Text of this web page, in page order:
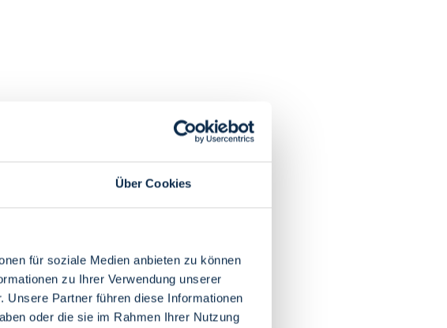
Über Cookies
für soziale Medien anbieten zu können
zu Ihrer Verwendung unserer
Unsere Partner führen diese Informationen
oder die sie im Rahmen Ihrer Nutzung